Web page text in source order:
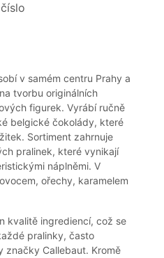
v samém centru Prahy a
tvorbu originálních
figurek. Vyrábí ručně
belgické čokolády, které
Sortiment zahrnuje
pralinek, které vynikají
náplněmi. V
ořechy, karamelem
kvalitě ingrediencí, což se
pralinky, často
značky Callebaut. Kromě